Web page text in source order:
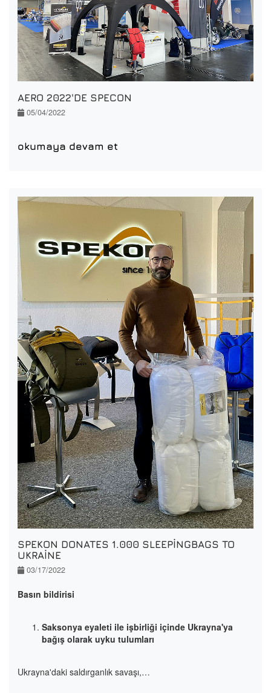
AERO 2022'DE SPECON
05/04/2022
okumaya devam et
SPEKON DONATES 1.000 SLEEPINGBAGS TO
UKRAINE
03/17/2022
Basın bildirisi
Saksonya eyaleti ile işbirliği içinde Ukrayna'ya
bağış olarak uyku tulumları
Ukrayna'daki saldırganlık savaşı,…